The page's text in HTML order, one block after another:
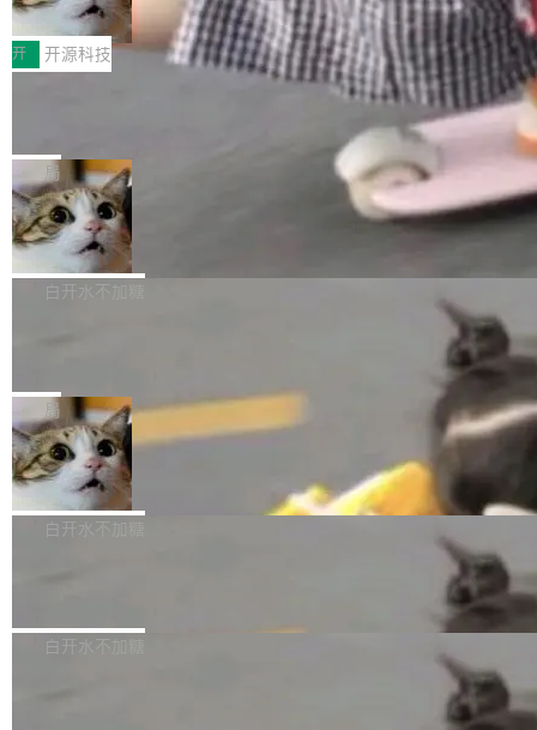
变体：Switchable...
那个创业公司。不同的是，这次它构建在 Cloudf
lare Workers 上——我花了九年时间搭建的平台
——并且深度集成了 AI。这基本上是我十年秘密
数据库，按名称寻址，复制到你自己的 S3 兼容
存储库里。节点之间只通过这个存储库协调——
没有控制平面，没有共识协议。每个对象自带一
个小型数据库，应用天然按分片构建，单个数据
库的竞争和爆炸半径问题在设计层面就被消除
了。 闲置的 cell 会休眠到几乎不占资源。当 cel
l 迁移或唤醒时，新宿主从 S3 恢复 SQLite 数据
库继续执行。存储库是持久化的唯一真相...
性能、流畅双第一，三星Galaxy Z系列
新折叠缺席
2026年7月的手机市场，由于存储等硬件成本暴
增，手机厂商的日子也不好过啊，新机速度明显
放缓，因此硝烟味淡了许多。新机参数规格除开
高价的三星折叠（三星Galaxy Z Fold8 Ultra / Z
Fold8 / Z Flip8）外，其余要么是中低端机器，
例如iQOO Z11i、REDMI Note 17、REDMI No
te 17 Pro、OPPO K15，要么是vivo X300 E这
样的次旗舰。 Galaxy Z Fold8 Ultra / Z Fold8 /
Z Flip8三款折叠屏新机均在7月22日发布，且全
部搭载骁龙8 Elite Gen5 for Galaxy，它们本该
开 开源科技
Zed 编辑器团队发布了新项目——DeltaDB，一
个在 git commit 之间记录每一次编辑操作的版
本控制系统。目前处于 Early Access 阶段。 De
ltaDB 的核心思路直接写在 landing page 最显
眼的位置：「Software is made between com
mits」——软件是在 commit 之间写出来的。git
是把这段空隙补上。 回退到任何一次编辑：Delt
aDB 捕获 commit 之间的每一次操作，...
局
SpaceXAI 单季资本开支达 183 亿美元
根据风险投资人Tomer Tunguz 博客（VC 分
析）披露的最新分析与第二季度业绩报告，Spac
微软同期总资本开支的四成。 与亚马逊、Alpha
bet、微软以及 Meta 等传统科技巨头相比，Spa
ceXAI的资金消耗速度尤为引人瞩目。然而，支
撑庞大支出的资金来源却呈现出截然不同的面
貌。数据显示，微软和 Meta 主要依托充沛的经
白开水不加糖
一个在终端里运行的编程 agent；Muse Spark
1.2，驱动这个 agent 的新模型。一句话概括：
你可以用 curl -fsSL https://dev.meta.ai/install.
sh | bash 安装一个能在大项目里自动规划、写
代码、验证结果的 AI 终端工具。 据介绍，Muse
个主 agent 循环，外加一组后台 agent。这些后
局
美团开源 LoHoSearch，用知识图谱校
准 AI 能力认知
机器出题的前提，是让机器拥有全局视野。整个
构建流程可以分为四个环节：建图 → 控制难度
白开水不加糖
库，并将作为transport接入Mooncake TENT。
白开水不加糖